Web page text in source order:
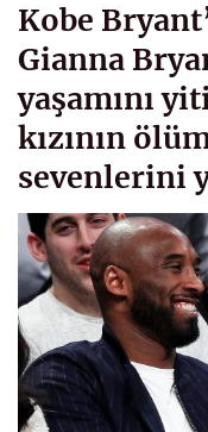
Kobe
Gianna
yaşamını
kızının
sevenlerini